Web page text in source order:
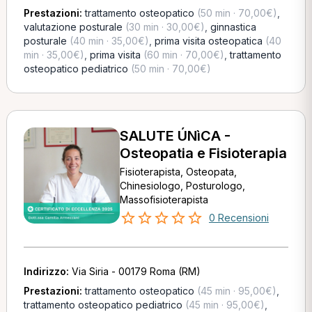
Prestazioni:trattamento osteopatico (50 min · 70,00€)
valutazione posturale (30 min · 30,00€) ginnastica
posturale (40 min · 35,00€) prima visita osteopatica (40
min · 35,00€) prima visita (60 min · 70,00€) ,trattamento
osteopatico pediatrico (50 min · 70,00€)
SALUTE ÚNìCA -
Osteopatia e Fisioterapia
Fisioterapista, Osteopata,
Chinesiologo, Posturologo,
Massofisioterapista
0 Recensioni
Indirizzo: Via Siria - 00179 Roma (RM)
Prestazioni:trattamento osteopatico (45 min · 95,00€)
trattamento osteopatico pediatrico (45 min · 95,00€)